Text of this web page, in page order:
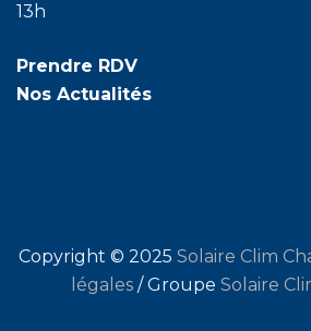
13h
Prendre RDV
Nos Actualités
Copyright © 2025 Solaire Clim
légales/ Groupe Solaire